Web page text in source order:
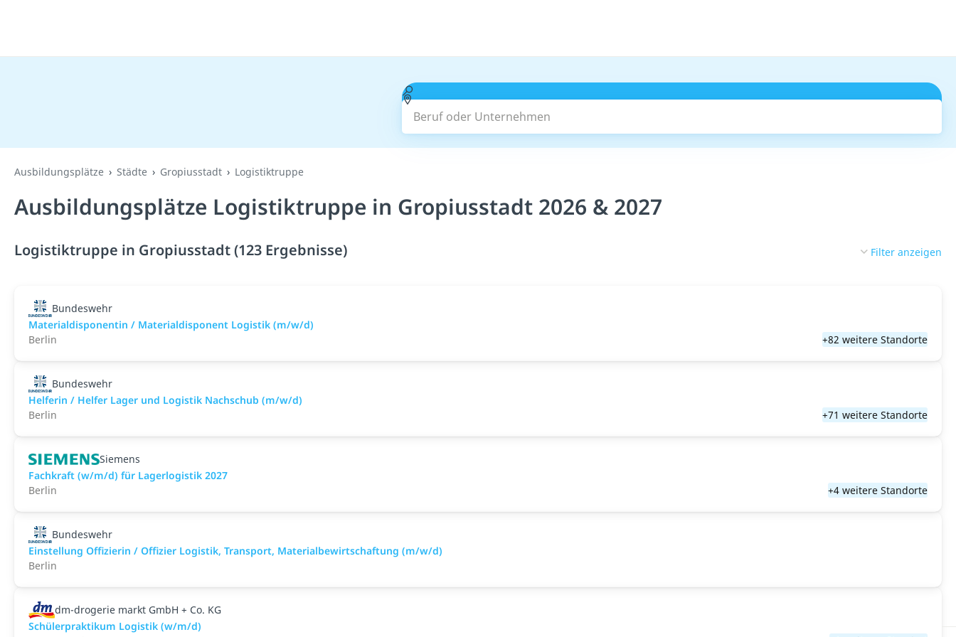
Beruf oder Unternehmen
Ausbildungsplätze Städte Gropiusstadt Logistiktruppe
Ausbildungsplätze Logistiktruppe in Gropiusstadt 2026 & 2027
Logistiktruppe in Gropiusstadt (123 Ergebnisse) Filter anzeigen
Bundeswehr
Materialdisponentin / Materialdisponent Logistik (m/w/d)
Berlin
+82 weitere Standorte
Bundeswehr
Helferin / Helfer Lager und Logistik Nachschub (m/w/d)
Berlin
+71 weitere Standorte
Siemens
Fachkraft (w/m/d) für Lagerlogistik 2027
Berlin
+4 weitere Standorte
Bundeswehr
Einstellung Offizierin / Offizier Logistik, Transport, Materialbewirtschaftung (m/w/d)
Berlin
dm-drogerie markt GmbH + Co. KG
Schülerpraktikum Logistik (w/m/d)